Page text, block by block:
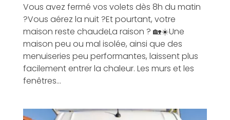
Vous avez fermé vos volets dès 8h du matin
?Vous aérez la nuit ?Et pourtant, votre
maison reste chaudeLa raison ? 🏡☀️Une
maison peu ou mal isolée, ainsi que des
menuiseries peu performantes, laissent plus
facilement entrer la chaleur. Les murs et les
fenêtres...